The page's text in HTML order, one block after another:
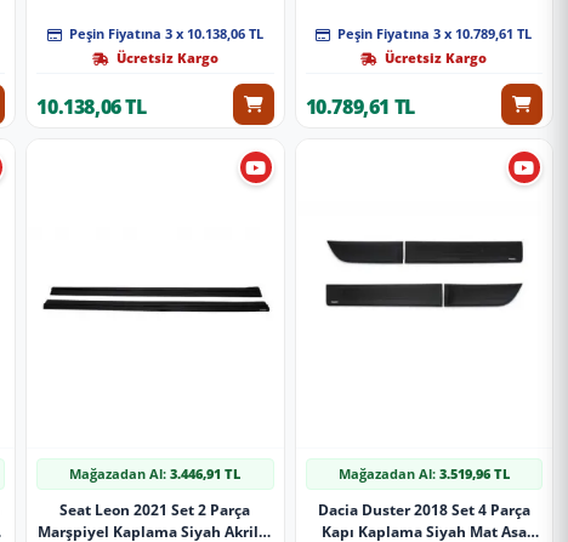
Peşin Fiyatına 3 x 10.138,06 TL
Ücretsiz Kargo
10.138,06 TL
Peşin Fiyatına 3 x 10.789,61 TL
Ücretsiz Kargo
10.789,61 TL
Mağazadan Al:3.446,91 TL
Seat Leon 2021 Set 2 Parça
Marşpiyel Kaplama Siyah Akrilik
Mağazadan Al: 3.519,96 TL
Dacia Duster 2018 Set 4 Parça
Kapı Kaplama Siyah Mat Asa